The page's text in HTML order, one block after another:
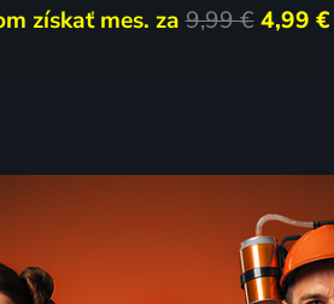
získať mes. za9,99 € 4,99 €